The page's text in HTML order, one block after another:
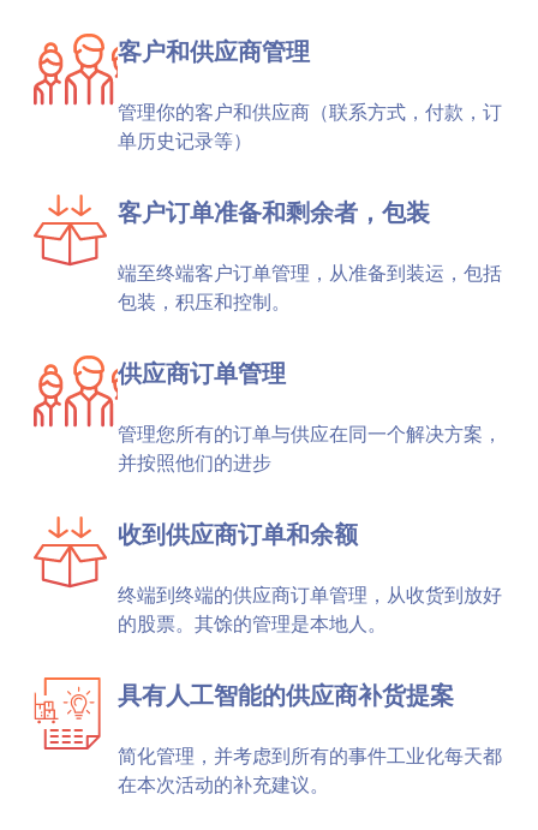
客户和供应商管理
管理你的客户和供应商（联系方式，付款，订
单历史记录等）
客户订单准备和剩余者，包装
端至终端客户订单管理，从准备到装运，包括
包装，积压和控制。
供应商订单管理
管理您所有的订单与供应在同一个解决方案，
并按照他们的进步
收到供应商订单和余额
终端到终端的供应商订单管理，从收货到放好
的股票。其馀的管理是本地人。
具有人工智能的供应商补货提案
简化管理，并考虑到所有的事件工业化每天都
在本次活动的补充建议。